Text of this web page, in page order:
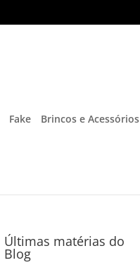
Fake Brincos e Acessórios
Últimas matérias do
Blog